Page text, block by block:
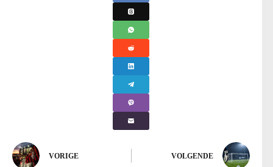
VORIGE VOLGENDE